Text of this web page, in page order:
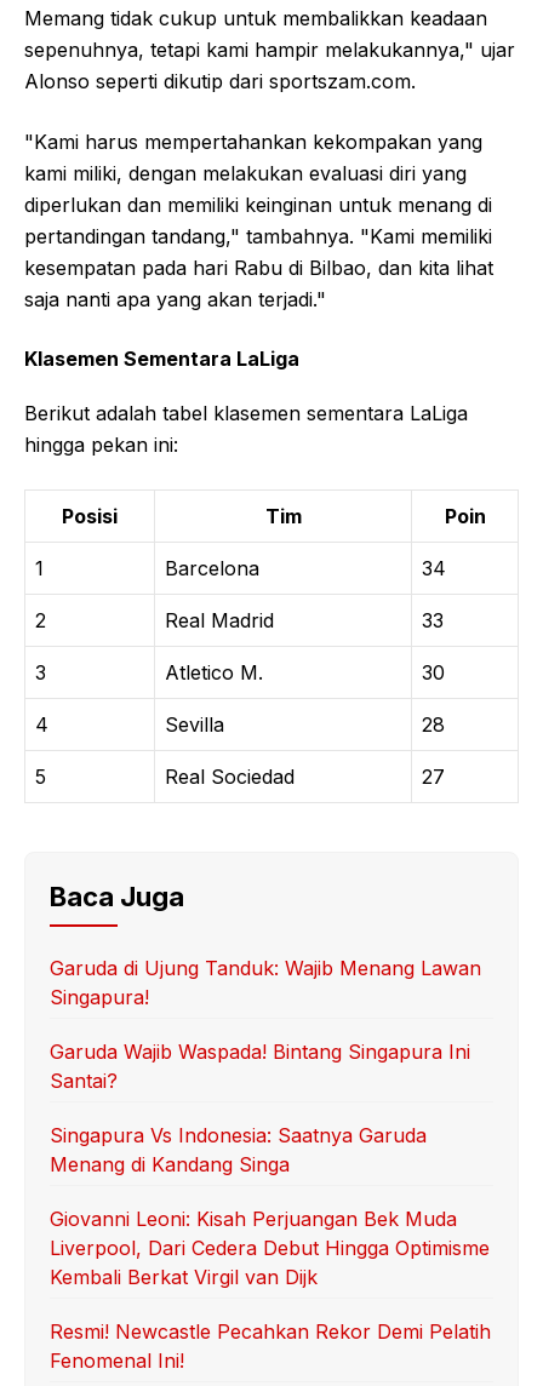
Memang tidak cukup untuk membalikkan keadaan
sepenuhnya, tetapi kami hampir melakukannya," ujar
Alonso seperti dikutip dari sportszam.com.
"Kami harus mempertahankan kekompakan yang
kami miliki, dengan melakukan evaluasi diri yang
diperlukan dan memiliki keinginan untuk menang di
pertandingan tandang," tambahnya. "Kami memiliki
kesempatan pada hari Rabu di Bilbao, dan kita lihat
saja nanti apa yang akan terjadi."
Klasemen Sementara LaLiga
Berikut adalah tabel klasemen sementara LaLiga
hingga pekan ini:
Posisi Tim Poin
1 Barcelona 34
2 Real Madrid 33
3 Atletico M. 30
4 Sevilla 28
5 Real Sociedad 27
Baca Juga
Garuda di Ujung Tanduk: Wajib Menang Lawan
Singapura!
Garuda Wajib Waspada! Bintang Singapura Ini
Santai?
Singapura Vs Indonesia: Saatnya Garuda
Menang di Kandang Singa
Giovanni Leoni: Kisah Perjuangan Bek Muda
Liverpool, Dari Cedera Debut Hingga Optimisme
Kembali Berkat Virgil van Dijk
Resmi! Newcastle Pecahkan Rekor Demi Pelatih
Fenomenal Ini!